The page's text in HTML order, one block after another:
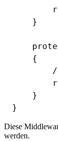
    }
    {
    }
Diese
werden.